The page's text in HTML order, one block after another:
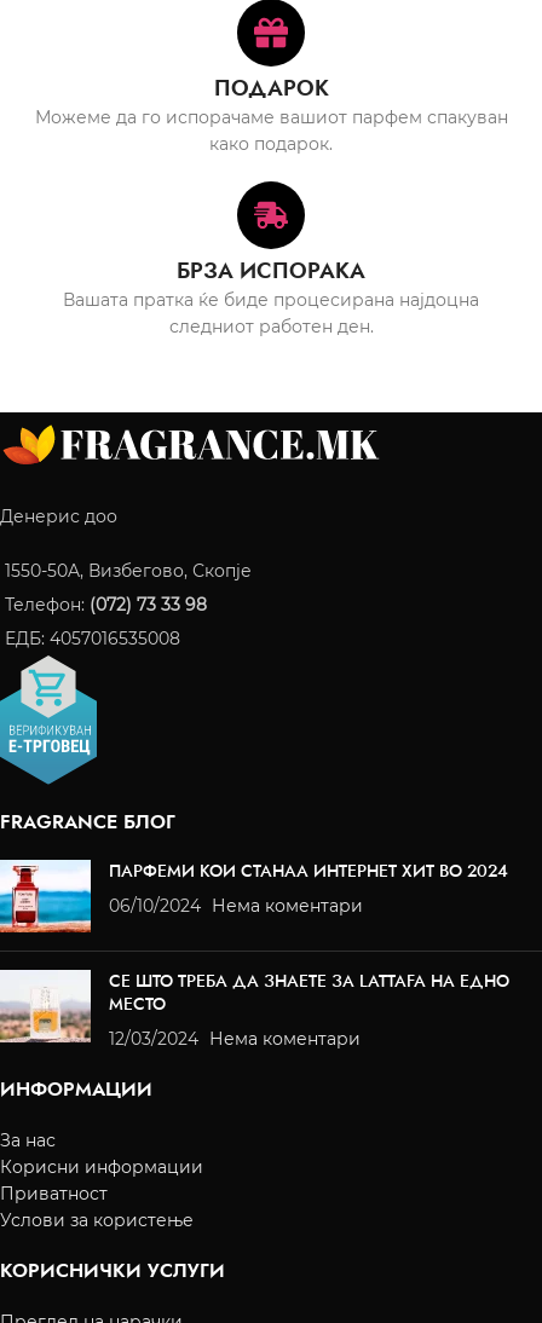
ПОДАРОК
Можеме да го испорачаме вашиот парфем спакуван
како подарок.
БРЗА ИСПОРАКА
Вашата пратка ќе биде процесирана најдоцна
следниот работен ден.
Денерис доо
1550-50A, Визбегово, Скопје
Телефон: (072) 73 33 98
ЕДБ: 4057016535008
FRAGRANCE БЛОГ
ПАРФЕМИ КОИ СТАНАА ИНТЕРНЕТ ХИТ ВО 2024
06/10/2024 Нема коментари
СЕ ШТО ТРЕБА ДА ЗНАЕТЕ ЗА LATTAFA НА ЕДНО
МЕСТО
12/03/2024 Нема коментари
ИНФОРМАЦИИ
За нас
Корисни информации
Приватност
Услови за користење
КОРИСНИЧКИ УСЛУГИ